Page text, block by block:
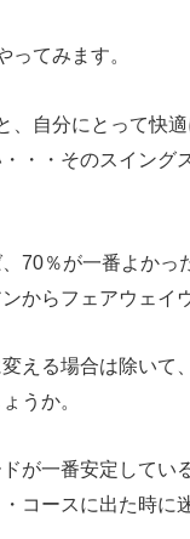
ってみます。
、自分にとって快
・・そのスイング
70％が一番よか
からフェアウェイ
える場合は除いて
うか。
が一番安定してい
コースに出た時に